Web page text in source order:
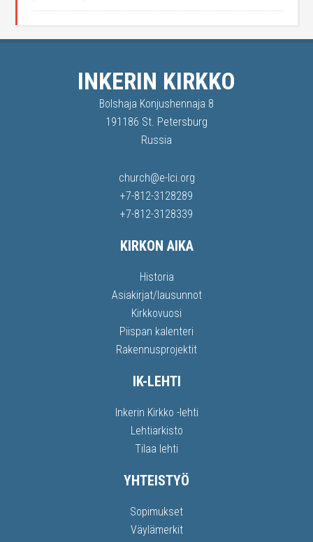
INKERIN KIRKKO
Bolshaja Konjushennaja 8
191186 St. Petersburg
Russia
church@e-lci.org
+7-812-3128289
+7-812-3128339
KIRKON AIKA
Historia
Asiakirjat/lausunnot
Kirkkovuosi
Piispan kalenteri
Rakennusprojektit
IK-LEHTI
Inkerin Kirkko -lehti
Lehtiarkisto
Tilaa lehti
YHTEISTYÖ
Sopimukset
Väylämerkit